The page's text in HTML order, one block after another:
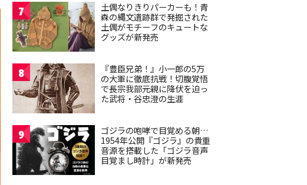
7
土偶なりきりパーカーも！青
森の縄文遺跡群で発掘された
土偶がモチーフのキュートな
グッズが新発売
8
『豊臣兄弟！』小一郎の5万
の大軍に徹底抗戦！切腹覚悟
で長宗我部元親に降伏を迫っ
た武将・谷忠澄の生涯
9
ゴジラの咆哮で目覚める朝…
1954年公開『ゴジラ』の貴重
音源を搭載した「ゴジラ音声
目覚まし時計」が新発売